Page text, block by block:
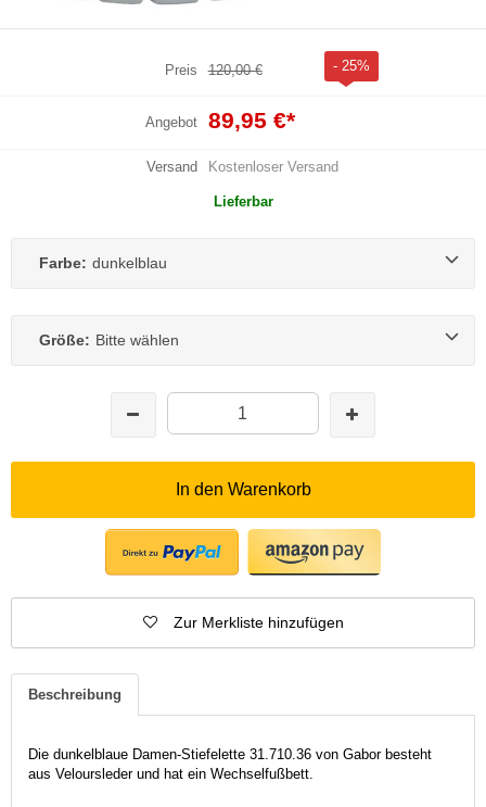
Preis 120,00 € - 25%
Angebot 89,95 €*
Versand Kostenloser Versand
Lieferbar
Farbe: dunkelblau
Größe: Bitte wählen
In den Warenkorb
Zur Merkliste hinzufügen
Beschreibung
Die dunkelblaue Damen-Stiefelette 31.710.36 von Gabor besteht
aus Veloursleder und hat ein Wechselfußbett.